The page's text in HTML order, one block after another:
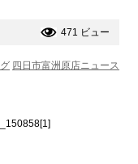
471 ビュー
四日市富洲原店ニュース